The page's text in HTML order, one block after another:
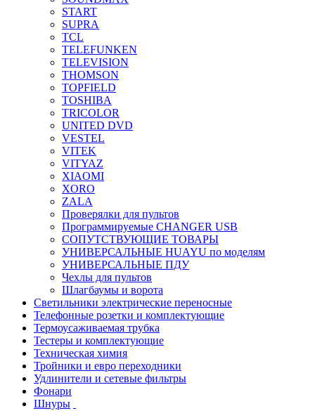
START
SUPRA
TCL
TELEFUNKEN
TELEVISION
THOMSON
TOPFIELD
TOSHIBA
TRICOLOR
UNITED DVD
VESTEL
VITEK
VITYAZ
XIAOMI
XORO
ZALA
Проверялки для пультов
Программируемые CHANGER USB
СОПУТСТВУЮЩИЕ ТОВАРЫ
УНИВЕРСАЛЬНЫЕ HUAYU по моделям
УНИВЕРСАЛЬНЫЕ ПДУ
Чехлы для пультов
Шлагбаумы и ворота
Светильники электрические переносные
Телефонные розетки и комплектующие
Термоусаживаемая трубка
Тестеры и комплектующие
Техническая химия
Тройники и евро переходники
Удлинители и сетевые фильтры
Фонари
Шнуры